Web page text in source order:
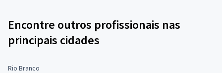
Encontre outros profissionais nas
principais cidades
Rio Branco